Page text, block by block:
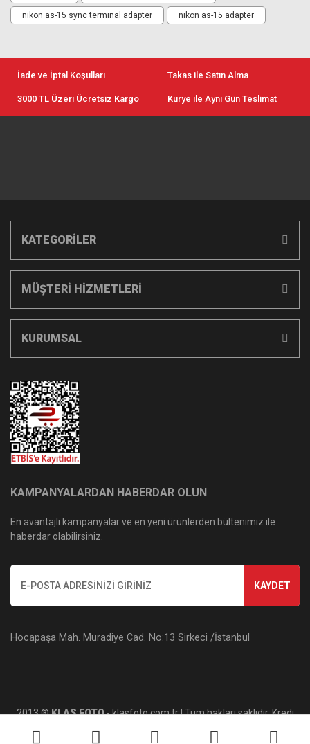
nikon as-15 sync terminal adapter nikon as-15 adapter
İade ve İptal Koşulları Takas ile Satın Alma
3000 TL Üzeri Ücretsiz Kargo Kurye ile Aynı Gün Teslimat
KATEGORİLER
MÜŞTERİ HİZMETLERİ
KURUMSAL
KAMPANYALARDAN HABERDAR OLUN
En avantajlı kampanyalar ve en yeni ürünlerden bültenimiz ile
haberdar olabilirsiniz.
KAYDET
Hocapaşa Mah. Muradiye Cad. No:13 Sirkeci /İstanbul
2013 ®KLAS FOTO- klasfoto.com.tr | Tüm hakları saklıdır. Kredi